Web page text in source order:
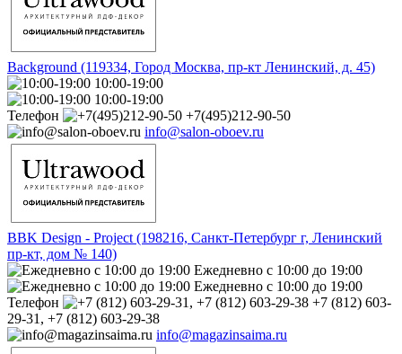
Background (119334, Город Москва, пр-кт Ленинский, д. 45)
10:00-19:00
10:00-19:00
Телефон
+7(495)212-90-50
info@salon-oboev.ru
BBK Design - Project (198216, Санкт-Петербург г, Ленинский
пр-кт, дом № 140)
Ежедневно с 10:00 до 19:00
Ежедневно с 10:00 до 19:00
Телефон
+7 (812) 603-
29-31, +7 (812) 603-29-38
info@magazinsaima.ru